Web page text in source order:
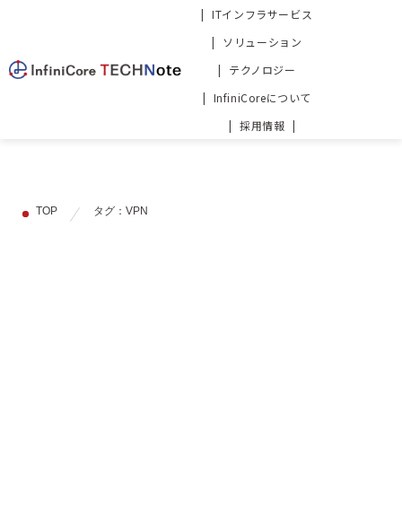
ITインフラサービス
ソリューション
テクノロジー
InfiniCoreについて
採用情報
TOP タグ：VPN